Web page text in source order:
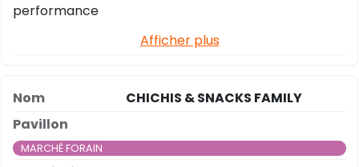
performance
Afficher plus
CHICHIS & SNACKS FAMILY
MARCHÉ FORAIN